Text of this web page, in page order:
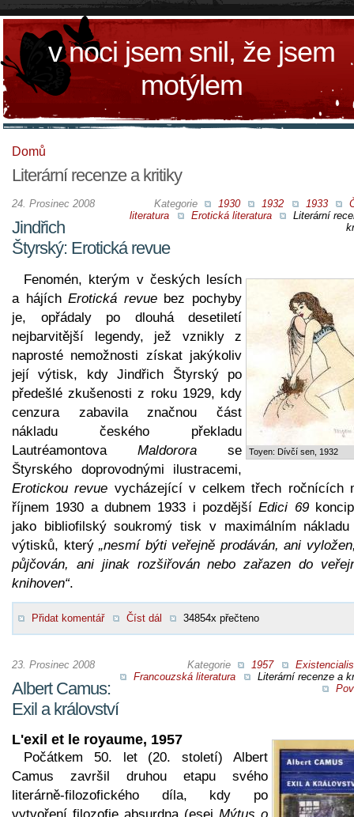
v noci jsem snil, že jsem
motýlem
Domů
Literární recenze a kritiky
Kategorie 1930 1932 1933
literatura
Erotická literatura
Literární
24. Prosinec 2008
Jindřich
Štyrský: Erotická revue
Toyen: Dívčí sen, 1932
Fenomén, kterým v českých lesích
a hájíchErotická revuebez pochyby
je, opřádaly po dlouhá desetiletí
nejbarvitější legendy, jež vznikly z
naprosté nemožnosti získat jakýkoliv
její výtisk, kdy Jindřich Štyrský po
předešlé zkušenosti z roku 1929, kdy
cenzura zabavila značnou část
nákladu českého překladu
Lautréamontova Maldorora se
Štyrského doprovodnými ilustracemi,
Erotickou revue vycházející v celkem třech ročnících
říjnem 1930 a dubnem 1933 i pozdějšíEdici 69
jako bibliofilský soukromý tisk v maximálním nákladu
výtisků, který „nesmí býti veřejně prodáván, ani
půjčován, ani jinak rozšiřován nebo zařazen do
knihoven“.
Přidat komentář Číst dál 34854x přečteno
Kategorie 1957
Francouzská literatura
Literární recenze a
23. Prosinec 2008
Albert Camus:
Exil a království
L'exil et le royaume, 1957
Počátkem 50. let (20. století) Albert
Camus završil druhou etapu svého
literárně-filozofického díla, kdy po
vytvoření filozofie absurdna (esej Mýtus o